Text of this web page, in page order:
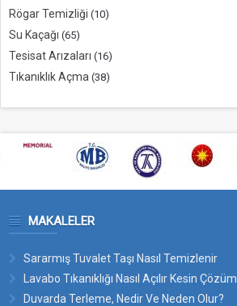
Rögar Temizliği (10)
Su Kaçağı (65)
Tesisat Arızaları (16)
Tıkanıklık Açma (38)
MAKALELER
Sararmış Tuvalet Taşı Nasıl Temizlenir
Lavabo Tıkanıklığı Nasıl Açılır Kesin Çözüm
Duvarda Terleme, Nedir Ve Neden Olur?